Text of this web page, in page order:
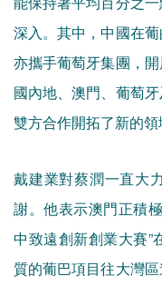
深入。其中，中國在
亦攜手葡萄牙集團，
國內地、澳門、葡萄
雙方合作開拓了新的領
戴建業對蔡潤一直大
謝。他表示澳門正積
中致遠創新創業大賽”
質的葡巴項目往大灣